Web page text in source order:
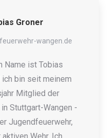
Groner
wangen.de
Name ist Tobias
ich bin seit meinem
Mitglied der
Stuttgart-Wangen -
Jugendfeuerwehr,